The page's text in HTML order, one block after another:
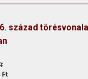
század
Ft